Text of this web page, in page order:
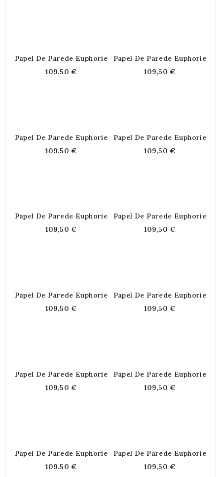
Papel De Parede Euphorie
109,50 €
Papel De Parede Euphorie
109,50 €
Papel De Parede Euphorie
109,50 €
Papel De Parede Euphorie
109,50 €
Papel De Parede Euphorie
109,50 €
Papel De Parede Euphorie
109,50 €
Papel De Parede Euphorie
109,50 €
Papel De Parede Euphorie
109,50 €
Papel De Parede Euphorie
109,50 €
Papel De Parede Euphorie
109,50 €
Papel De Parede Euphorie
109,50 €
Papel De Parede Euphorie
109,50 €